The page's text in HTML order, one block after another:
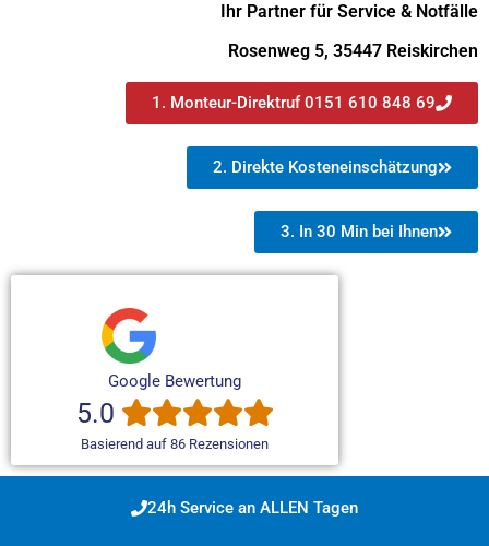
Ihr Partner für Service & Notfälle
Rosenweg 5, 35447 Reiskirchen
1. Monteur-Direktruf 0151 610 848 69
2. Direkte Kosteneinschätzung
3. In 30 Min bei Ihnen
Google Bewertung
5.0
Basierend auf 86 Rezensionen
24h Service an ALLEN Tagen